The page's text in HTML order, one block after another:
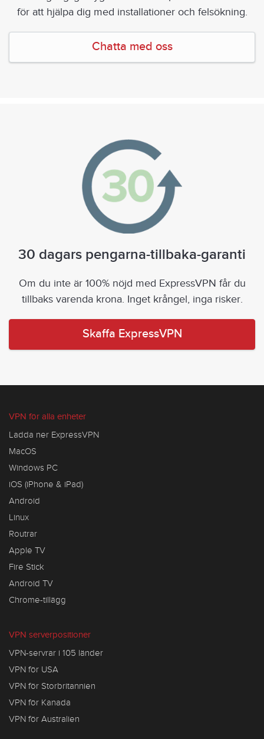
för att hjälpa dig med installationer och felsökning.
Chatta med oss
30 dagars pengarna-tillbaka-garanti
Om du inte är 100% nöjd med ExpressVPN får du
tillbaks varenda krona. Inget krångel, inga risker.
Skaffa ExpressVPN
VPN för alla enheter
Ladda ner ExpressVPN
MacOS
Windows PC
iOS (iPhone & iPad)
Android
Linux
Routrar
Apple TV
Fire Stick
Android TV
Chrome-tillägg
VPN serverpositioner
VPN-servrar i 105 länder
VPN för USA
VPN för Storbritannien
VPN för Kanada
VPN för Australien